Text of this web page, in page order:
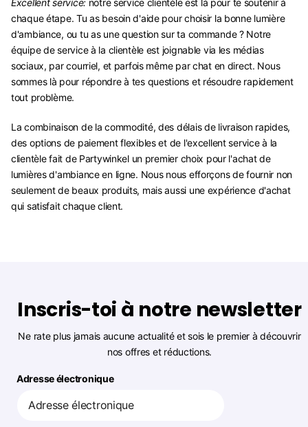
chaque étape. Tu as besoin d'aide pour choisir la bonne lumière
d'ambiance, ou tu as une question sur ta commande ? Notre
équipe de service à la clientèle est joignable via les médias
sociaux, par courriel, et parfois même par chat en direct. Nous
sommes là pour répondre à tes questions et résoudre rapidement
tout problème.
La combinaison de la commodité, des délais de livraison rapides,
des options de paiement flexibles et de l'excellent service à la
clientèle fait de Partywinkel un premier choix pour l'achat de
lumières d'ambiance en ligne. Nous nous efforçons de fournir non
seulement de beaux produits, mais aussi une expérience d'achat
qui satisfait chaque client.
Inscris-toi à notre newsletter
Ne rate plus jamais aucune actualité et sois le premier à découvrir
nos offres et réductions.
Adresse électronique